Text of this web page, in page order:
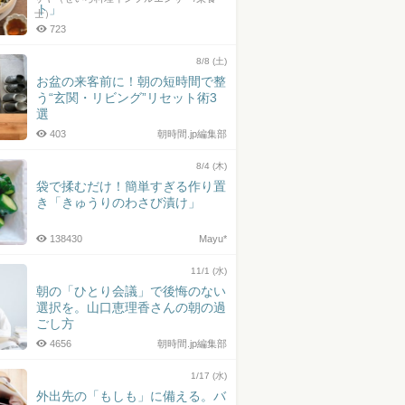
ト」
士）
723
8/8 (土)
お盆の来客前に！朝の短時間で整
う“玄関・リビング”リセット術3
選
朝時間.jp編集部
403
8/4 (木)
袋で揉むだけ！簡単すぎる作り置
き「きゅうりのわさび漬け」
Mayu*
138430
11/1 (水)
朝の「ひとり会議」で後悔のない
選択を。山口恵理香さんの朝の過
ごし方
朝時間.jp編集部
4656
1/17 (水)
外出先の「もしも」に備える。バ